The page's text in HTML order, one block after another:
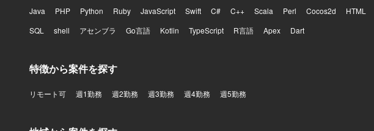
Java PHP Python Ruby JavaScript Swift C# C++ Scala Perl Cocos2d HTML
SQL
shell アセンブラ Go言語 Kotlin TypeScript R言語 Apex Dart
特徴から案件を探す
リモート可 週1勤務 週2勤務 週3勤務 週4勤務 週5勤務